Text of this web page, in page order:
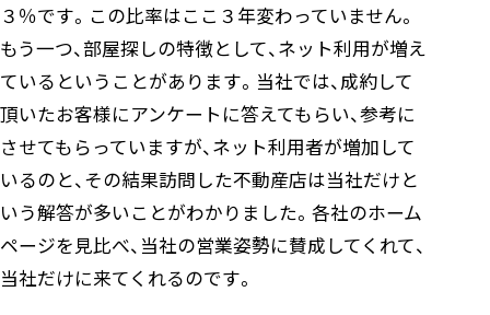
３％です。この比率はここ３年変わっていません。
もう一つ、部屋探しの特徴として、ネット利用が増え
ているということがあります。当社では、成約して
頂いたお客様にアンケートに答えてもらい、参考に
させてもらっていますが、ネット利用者が増加して
いるのと、その結果訪問した不動産店は当社だけと
いう解答が多いことがわかりました。各社のホーム
ページを見比べ、当社の営業姿勢に賛成してくれて、
当社だけに来てくれるのです。